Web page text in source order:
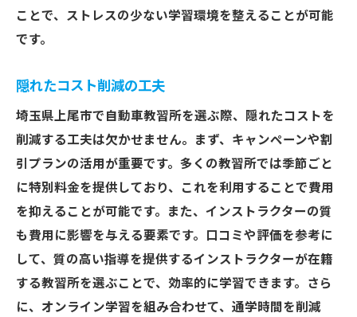
ことで、ストレスの少ない学習環境を整えることが可能
です。
隠れたコスト削減の工夫
埼玉県上尾市で自動車教習所を選ぶ際、隠れたコストを
削減する工夫は欠かせません。まず、キャンペーンや割
引プランの活用が重要です。多くの教習所では季節ごと
に特別料金を提供しており、これを利用することで費用
を抑えることが可能です。また、インストラクターの質
も費用に影響を与える要素です。口コミや評価を参考に
して、質の高い指導を提供するインストラクターが在籍
する教習所を選ぶことで、効率的に学習できます。さら
に、オンライン学習を組み合わせて、通学時間を削減